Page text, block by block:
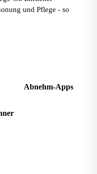
und Pflege - so
Abnehm-Apps